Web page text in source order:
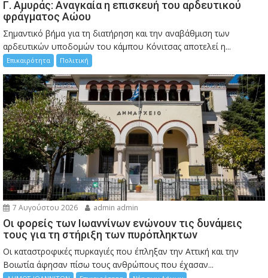
Γ. Αμυράς: Αναγκαία η επισκευή του αρδευτικού
φράγματος Αώου
Σημαντικό βήμα για τη διατήρηση και την αναβάθμιση των
αρδευτικών υποδομών του κάμπου Κόνιτσας αποτελεί η...
Επικαιρότητα Πολιτική
7 Αυγούστου 2026 admin admin
Οι φορείς των Ιωαννίνων ενώνουν τις δυνάμεις
τους για τη στήριξη των πυρόπληκτων
Οι καταστροφικές πυρκαγιές που έπληξαν την Αττική και την
Bοιωτία άφησαν πίσω τους ανθρώπους που έχασαν...